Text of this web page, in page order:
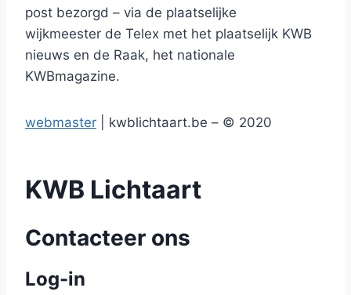
post bezorgd – via de plaatselijke
wijkmeester de Telex met het plaatselijk KWB
nieuws en de Raak, het nationale
KWBmagazine.
webmaster | kwblichtaart.be – © 2020
KWB Lichtaart
Contacteer ons
Log-in